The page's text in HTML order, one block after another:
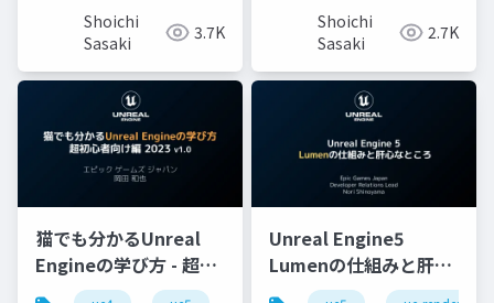
表ドラゴン〜
Shoichi
Sasaki
3.7K
Shoichi
Sasaki
2.7K
猫でも分かるUnreal
Engineの学び方 - 超初
心者向け編 - 2023 v1.0
Unreal Engine5
Lumenの仕組みと肝心
なところ